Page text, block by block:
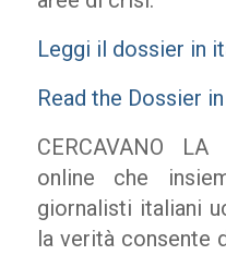
Leggi il dossier in
Read the Dossier
CERCAVANO
online che
giornalisti italiani
la verità consente